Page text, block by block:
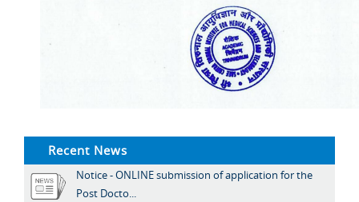
Recent News
Notice - ONLINE submission of application for the
Post Docto...